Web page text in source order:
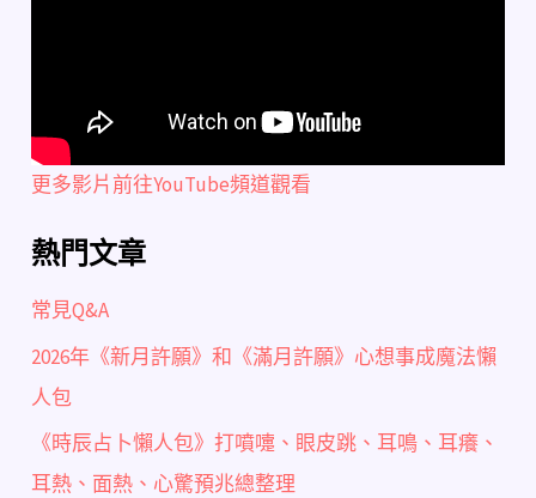
更多影片前往YouTube頻道觀看
熱門文章
常見Q&A
2026年《新月許願》和《滿月許願》心想事成魔法懶
人包
《時辰占卜懶人包》打噴嚏、眼皮跳、耳鳴、耳癢、
耳熱、面熱、心驚預兆總整理